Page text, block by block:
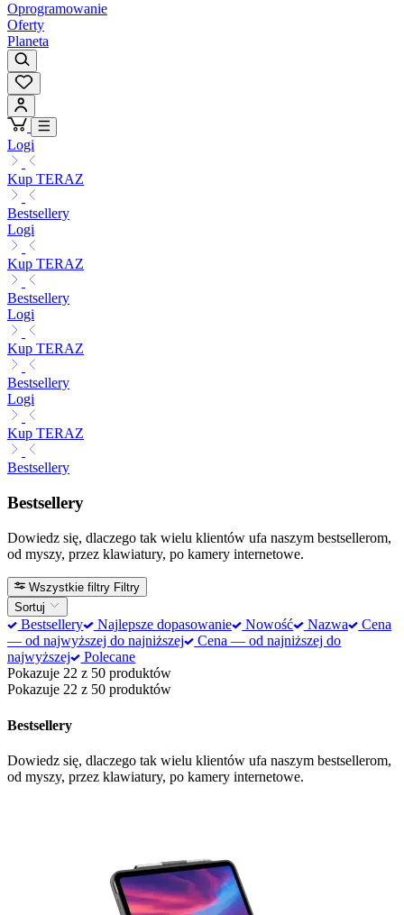
Oprogramowanie
Oferty
Planeta
Logi
Kup TERAZ
Bestsellery
Logi
Kup TERAZ
Bestsellery
Logi
Kup TERAZ
Bestsellery
Logi
Kup TERAZ
Bestsellery
Bestsellery
Dowiedz się, dlaczego tak wielu klientów ufa naszym bestsellerom,
od myszy, przez klawiatury, po kamery internetowe.
Wszystkie filtry Filtry
Sortuj
Bestsellery Najlepsze dopasowanie Nowość Nazwa
Cena
— od najwyższej do najniższej
Cena — od najniższej do
najwyższej
Polecane
Pokazuje 22 z 50 produktów
Pokazuje 22 z 50 produktów
Bestsellery
Dowiedz się, dlaczego tak wielu klientów ufa naszym bestsellerom,
od myszy, przez klawiatury, po kamery internetowe.